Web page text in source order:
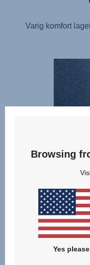
Varig komfort
av
Finmasket
Browsing
Yes please